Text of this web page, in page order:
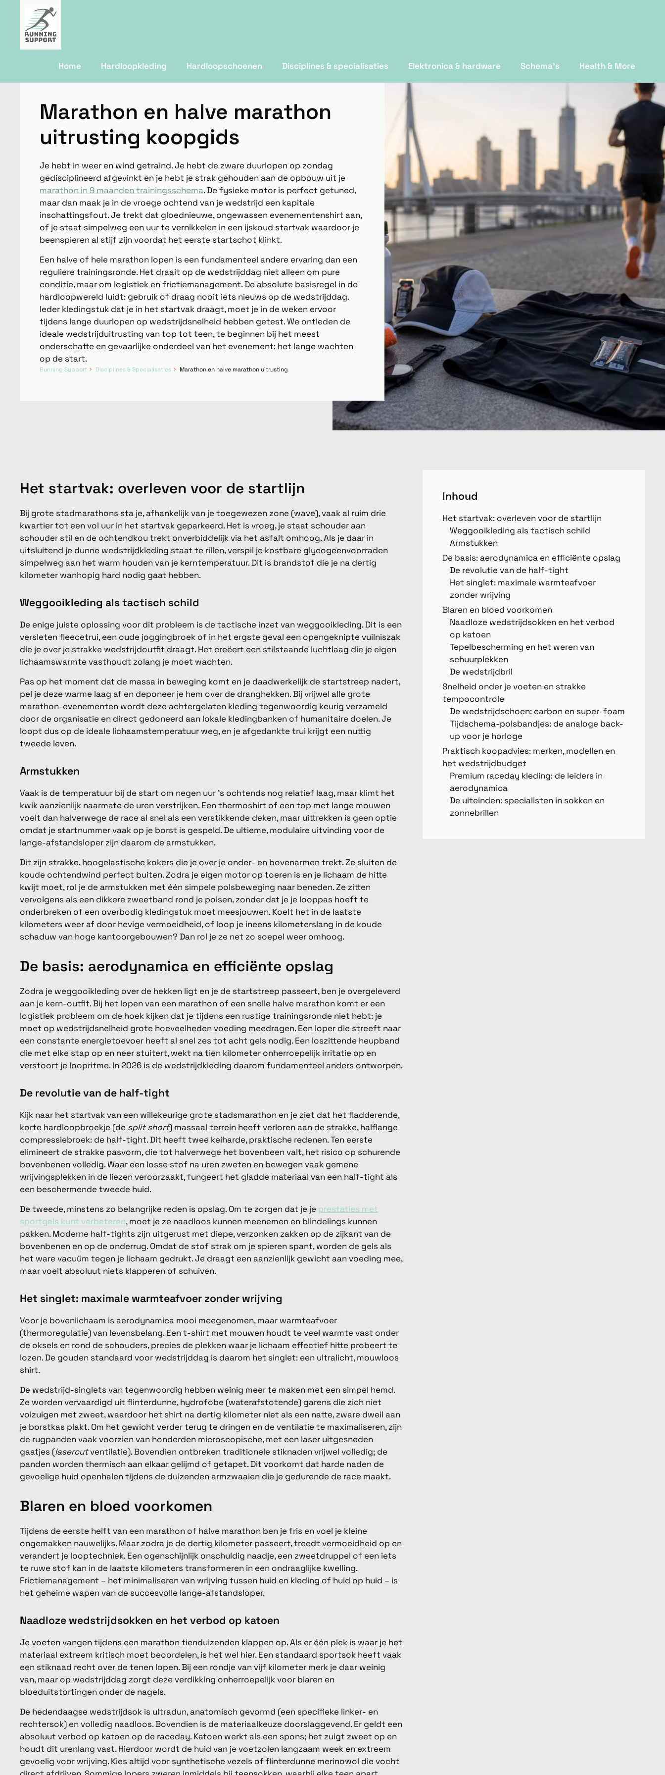
Home Hardloopkleding Hardloopschoenen Disciplines & specialisaties Elektronica & hardware Schema's Health & More
Marathon en halve marathon
uitrusting koopgids
Je hebt in weer en wind getraind. Je hebt de zware duurlopen op zondag
gedisciplineerd afgevinkt en je hebt je strak gehouden aan de opbouw uit je
marathon in 9 maanden trainingsschema. De fysieke motor is perfect getuned,
maar dan maak je in de vroege ochtend van je wedstrijd een kapitale
inschattingsfout. Je trekt dat gloednieuwe, ongewassen evenementenshirt aan,
of je staat simpelweg een uur te vernikkelen in een ijskoud startvak waardoor je
beenspieren al stijf zijn voordat het eerste startschot klinkt.
Een halve of hele marathon lopen is een fundamenteel andere ervaring dan een
reguliere trainingsronde. Het draait op de wedstrijddag niet alleen om pure
conditie, maar om logistiek en frictiemanagement. De absolute basisregel in de
hardloopwereld luidt: gebruik of draag nooit iets nieuws op de wedstrijddag.
Ieder kledingstuk dat je in het startvak draagt, moet je in de weken ervoor
tijdens lange duurlopen op wedstrijdsnelheid hebben getest. We ontleden de
ideale wedstrijduitrusting van top tot teen, te beginnen bij het meest
onderschatte en gevaarlijke onderdeel van het evenement: het lange wachten
op de start.
Running Support Disciplines & Specialisaties Marathon en halve marathon uitrusting
Het startvak: overleven voor de startlijn
Bij grote stadmarathons sta je, afhankelijk van je toegewezen zone (wave), vaak al ruim drie
kwartier tot een vol uur in het startvak geparkeerd. Het is vroeg, je staat schouder aan
schouder stil en de ochtendkou trekt onverbiddelijk via het asfalt omhoog. Als je daar in
uitsluitend je dunne wedstrijdkleding staat te rillen, verspil je kostbare glycogeenvoorraden
simpelweg aan het warm houden van je kerntemperatuur. Dit is brandstof die je na dertig
kilometer wanhopig hard nodig gaat hebben.
Weggooikleding als tactisch schild
De enige juiste oplossing voor dit probleem is de tactische inzet van weggooikleding. Dit is een
versleten fleecetrui, een oude joggingbroek of in het ergste geval een opengeknipte vuilniszak
die je over je strakke wedstrijdoutfit draagt. Het creëert een stilstaande luchtlaag die je eigen
lichaamswarmte vasthoudt zolang je moet wachten.
Pas op het moment dat de massa in beweging komt en je daadwerkelijk de startstreep nadert,
pel je deze warme laag af en deponeer je hem over de dranghekken. Bij vrijwel alle grote
marathon-evenementen wordt deze achtergelaten kleding tegenwoordig keurig verzameld
door de organisatie en direct gedoneerd aan lokale kledingbanken of humanitaire doelen. Je
loopt dus op de ideale lichaamstemperatuur weg, en je afgedankte trui krijgt een nuttig
tweede leven.
Armstukken
Vaak is de temperatuur bij de start om negen uur 's ochtends nog relatief laag, maar klimt het
kwik aanzienlijk naarmate de uren verstrijken. Een thermoshirt of een top met lange mouwen
voelt dan halverwege de race al snel als een verstikkende deken, maar uittrekken is geen optie
omdat je startnummer vaak op je borst is gespeld. De ultieme, modulaire uitvinding voor de
lange-afstandsloper zijn daarom de armstukken.
Dit zijn strakke, hoogelastische kokers die je over je onder- en bovenarmen trekt. Ze sluiten de
koude ochtendwind perfect buiten. Zodra je eigen motor op toeren is en je lichaam de hitte
kwijt moet, rol je de armstukken met één simpele polsbeweging naar beneden. Ze zitten
vervolgens als een dikkere zweetband rond je polsen, zonder dat je je looppas hoeft te
onderbreken of een overbodig kledingstuk moet meesjouwen. Koelt het in de laatste
kilometers weer af door hevige vermoeidheid, of loop je ineens kilometerslang in de koude
schaduw van hoge kantoorgebouwen? Dan rol je ze net zo soepel weer omhoog.
De basis: aerodynamica en efficiënte opslag
Zodra je weggooikleding over de hekken ligt en je de startstreep passeert, ben je overgeleverd
aan je kern-outfit. Bij het lopen van een marathon of een snelle halve marathon komt er een
logistiek probleem om de hoek kijken dat je tijdens een rustige trainingsronde niet hebt: je
moet op wedstrijdsnelheid grote hoeveelheden voeding meedragen. Een loper die streeft naar
een constante energietoevoer heeft al snel zes tot acht gels nodig. Een loszittende heupband
die met elke stap op en neer stuitert, wekt na tien kilometer onherroepelijk irritatie op en
verstoort je loopritme. In 2026 is de wedstrijdkleding daarom fundamenteel anders ontworpen.
De revolutie van de half-tight
Kijk naar het startvak van een willekeurige grote stadsmarathon en je ziet dat het fladderende,
korte hardloopbroekje (de split short) massaal terrein heeft verloren aan de strakke, halflange
compressiebroek: de half-tight. Dit heeft twee keiharde, praktische redenen. Ten eerste
elimineert de strakke pasvorm, die tot halverwege het bovenbeen valt, het risico op schurende
bovenbenen volledig. Waar een losse stof na uren zweten en bewegen vaak gemene
wrijvingsplekken in de liezen veroorzaakt, fungeert het gladde materiaal van een half-tight als
een beschermende tweede huid.
De tweede, minstens zo belangrijke reden is opslag. Om te zorgen dat je je prestaties met
sportgels kunt verbeteren, moet je ze naadloos kunnen meenemen en blindelings kunnen
pakken. Moderne half-tights zijn uitgerust met diepe, verzonken zakken op de zijkant van de
bovenbenen en op de onderrug. Omdat de stof strak om je spieren spant, worden de gels als
het ware vacuüm tegen je lichaam gedrukt. Je draagt een aanzienlijk gewicht aan voeding mee,
maar voelt absoluut niets klapperen of schuiven.
Het singlet: maximale warmteafvoer zonder wrijving
Voor je bovenlichaam is aerodynamica mooi meegenomen, maar warmteafvoer
(thermoregulatie) van levensbelang. Een t-shirt met mouwen houdt te veel warmte vast onder
de oksels en rond de schouders, precies de plekken waar je lichaam effectief hitte probeert te
lozen. De gouden standaard voor wedstrijddag is daarom het singlet: een ultralicht, mouwloos
shirt.
De wedstrijd-singlets van tegenwoordig hebben weinig meer te maken met een simpel hemd.
Ze worden vervaardigd uit flinterdunne, hydrofobe (waterafstotende) garens die zich niet
volzuigen met zweet, waardoor het shirt na dertig kilometer niet als een natte, zware dweil aan
je borstkas plakt. Om het gewicht verder terug te dringen en de ventilatie te maximaliseren, zijn
de rugpanden vaak voorzien van honderden microscopische, met een laser uitgesneden
gaatjes (lasercutventilatie). Bovendien ontbreken traditionele stiknaden vrijwel volledig; de
panden worden thermisch aan elkaar gelijmd of getapet. Dit voorkomt dat harde naden de
gevoelige huid openhalen tijdens de duizenden armzwaaien die je gedurende de race maakt.
Blaren en bloed voorkomen
Tijdens de eerste helft van een marathon of halve marathon ben je fris en voel je kleine
ongemakken nauwelijks. Maar zodra je de dertig kilometer passeert, treedt vermoeidheid op en
verandert je looptechniek. Een ogenschijnlijk onschuldig naadje, een zweetdruppel of een iets
te ruwe stof kan in de laatste kilometers transformeren in een ondraaglijke kwelling.
Frictiemanagement – het minimaliseren van wrijving tussen huid en kleding of huid op huid – is
het geheime wapen van de succesvolle lange-afstandsloper.
Naadloze wedstrijdsokken en het verbod op katoen
Je voeten vangen tijdens een marathon tienduizenden klappen op. Als er één plek is waar je het
materiaal extreem kritisch moet beoordelen, is het wel hier. Een standaard sportsok heeft vaak
een stiknaad recht over de tenen lopen. Bij een rondje van vijf kilometer merk je daar weinig
van, maar op wedstrijddag zorgt deze verdikking onherroepelijk voor blaren en
bloeduitstortingen onder de nagels.
De hedendaagse wedstrijdsok is ultradun, anatomisch gevormd (een specifieke linker- en
rechtersok) en volledig naadloos. Bovendien is de materiaalkeuze doorslaggevend. Er geldt een
absoluut verbod op katoen op de raceday. Katoen werkt als een spons; het zuigt zweet op en
houdt dit urenlang vast. Hierdoor wordt de huid van je voetzolen langzaam week en extreem
gevoelig voor wrijving. Kies altijd voor synthetische vezels of flinterdunne merinowol die vocht
Inhoud
Het startvak: overleven voor de startlijn
Weggooikleding als tactisch schild
Armstukken
De basis: aerodynamica en efficiënte opslag
De revolutie van de half-tight
Het singlet: maximale warmteafvoer
zonder wrijving
Blaren en bloed voorkomen
Naadloze wedstrijdsokken en het verbod
op katoen
Tepelbescherming en het weren van
schuurplekken
De wedstrijdbril
Snelheid onder je voeten en strakke
tempocontrole
De wedstrijdschoen: carbon en super-foam
Tijdschema-polsbandjes: de analoge back-
up voor je horloge
Praktisch koopadvies: merken, modellen en
het wedstrijdbudget
Premium raceday kleding: de leiders in
aerodynamica
De uiteinden: specialisten in sokken en
zonnebrillen